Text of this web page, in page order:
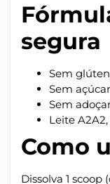
segura
Sem glúten
Sem açúcar
Sem
Leite
Como
Dissolva 1